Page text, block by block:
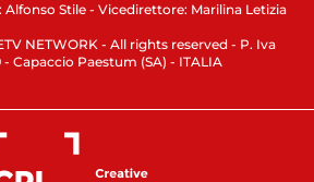
Stile - Vicedirettore: Marilina Letizia
NETWORK - All rights reserved - P. Iva
- Capaccio Paestum (SA) - ITALIA